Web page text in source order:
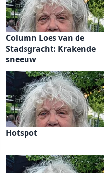
Column Loes van de
Stadsgracht: Krakende
sneeuw
Hotspot